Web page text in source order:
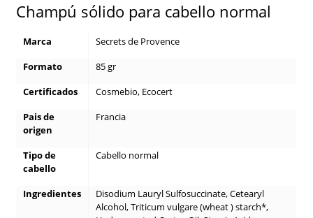
Champú sólido para cabello normal
Marca
Secrets de Provence
Formato
85 gr
Certificados
Cosmebio, Ecocert
Pais de
origen
Francia
Tipo de
cabello
Cabello normal
Ingredientes
Disodium Lauryl Sulfosuccinate, Cetearyl
Alcohol, Triticum vulgare (wheat ) starch*,